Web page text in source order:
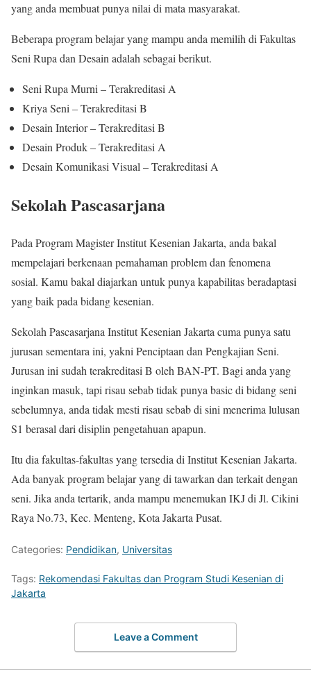
yang anda membuat punya nilai di mata masyarakat.
Beberapa program belajar yang mampu anda memilih di Fakultas
Seni Rupa dan Desain adalah sebagai berikut.
Seni Rupa Murni – Terakreditasi A
Kriya Seni – Terakreditasi B
Desain Interior – Terakreditasi B
Desain Produk – Terakreditasi A
Desain Komunikasi Visual – Terakreditasi A
Sekolah Pascasarjana
Pada Program Magister Institut Kesenian Jakarta, anda bakal
mempelajari berkenaan pemahaman problem dan fenomena
sosial. Kamu bakal diajarkan untuk punya kapabilitas beradaptasi
yang baik pada bidang kesenian.
Sekolah Pascasarjana Institut Kesenian Jakarta cuma punya satu
jurusan sementara ini, yakni Penciptaan dan Pengkajian Seni.
Jurusan ini sudah terakreditasi B oleh BAN-PT. Bagi anda yang
inginkan masuk, tapi risau sebab tidak punya basic di bidang seni
sebelumnya, anda tidak mesti risau sebab di sini menerima lulusan
S1 berasal dari disiplin pengetahuan apapun.
Itu dia fakultas-fakultas yang tersedia di Institut Kesenian Jakarta.
Ada banyak program belajar yang di tawarkan dan terkait dengan
seni. Jika anda tertarik, anda mampu menemukan IKJ di Jl. Cikini
Raya No.73, Kec. Menteng, Kota Jakarta Pusat.
Categories: Pendidikan, Universitas
Tags: Rekomendasi Fakultas dan Program Studi Kesenian di
Jakarta
Leave a Comment